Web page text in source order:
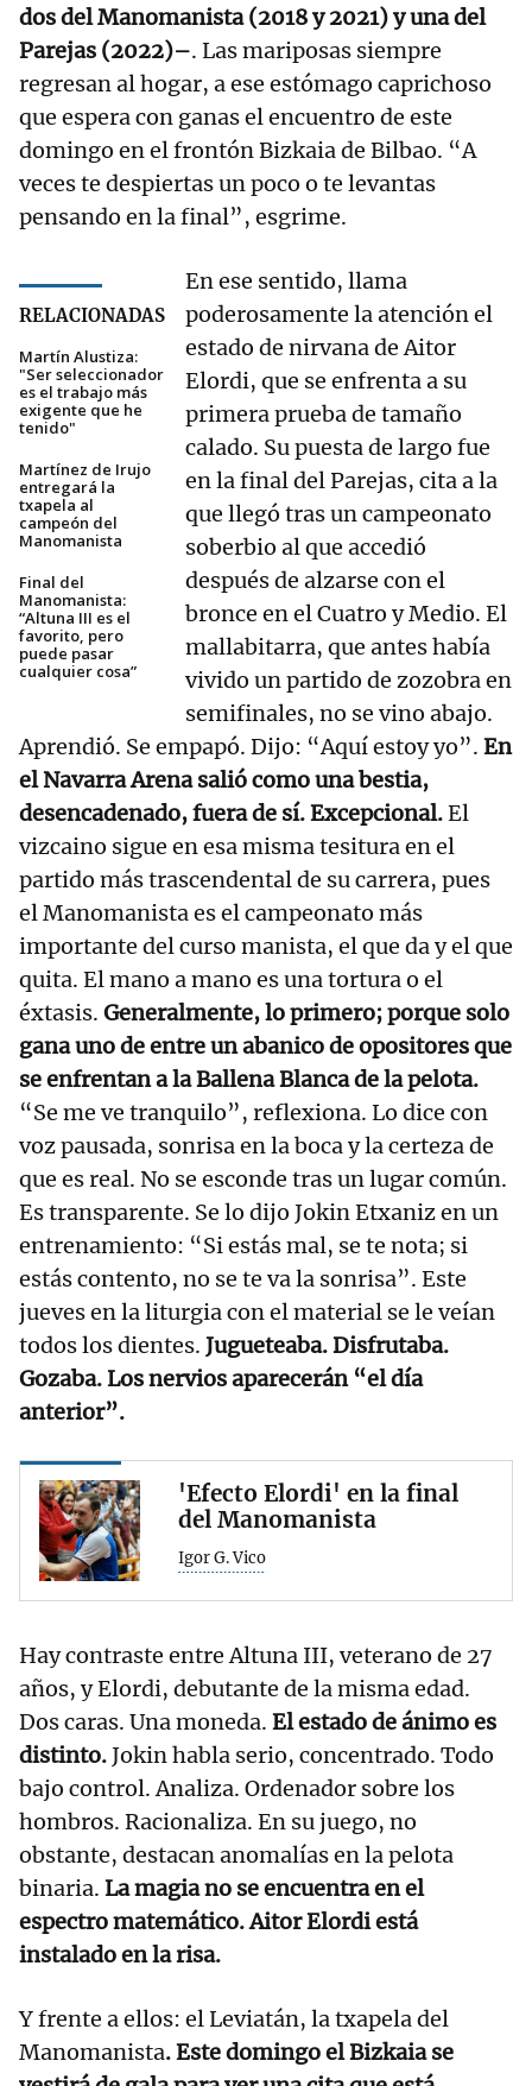
dos del Manomanista (2018 y 2021) y una del
Parejas (2022)–. Las mariposas siempre
regresan al hogar, a ese estómago caprichoso
que espera con ganas el encuentro de este
domingo en el frontón Bizkaia de Bilbao. “A
veces te despiertas un poco o te levantas
pensando en la final”, esgrime.
RELACIONADAS
Martín Alustiza:
"Ser seleccionador
es el trabajo más
exigente que he
tenido"
Martínez de Irujo
entregará la
txapela al
campeón del
Manomanista
Final del
Manomanista:
“Altuna III es el
favorito, pero
puede pasar
cualquier cosa”
En ese sentido, llama
poderosamente la atención el
estado de nirvana de Aitor
Elordi, que se enfrenta a su
primera prueba de tamaño
calado. Su puesta de largo fue
en la final del Parejas, cita a la
que llegó tras un campeonato
soberbio al que accedió
después de alzarse con el
bronce en el Cuatro y Medio. El
mallabitarra, que antes había
vivido un partido de zozobra en
semifinales, no se vino abajo.
Aprendió. Se empapó. Dijo: “Aquí estoy yo”. En
el Navarra Arena salió como una bestia,
desencadenado, fuera de sí. Excepcional.El
vizcaino sigue en esa misma tesitura en el
partido más trascendental de su carrera, pues
el Manomanista es el campeonato más
importante del curso manista, el que da y el que
quita. El mano a mano es una tortura o el
éxtasis. Generalmente, lo primero; porque solo
gana uno de entre un abanico de opositores que
se enfrentan a la Ballena Blanca de la pelota.
“Se me ve tranquilo”, reflexiona. Lo dice con
voz pausada, sonrisa en la boca y la certeza de
que es real. No se esconde tras un lugar común.
Es transparente. Se lo dijo Jokin Etxaniz en un
entrenamiento: “Si estás mal, se te nota; si
estás contento, no se te va la sonrisa”. Este
jueves en la liturgia con el material se le veían
todos los dientes. Jugueteaba. Disfrutaba.
Gozaba. Los nervios aparecerán “el día
anterior”.
'Efecto Elordi' en la final
del Manomanista
Igor G. Vico
Hay contraste entre Altuna III, veterano de 27
años, y Elordi, debutante de la misma edad.
Dos caras. Una moneda. El estado de ánimo es
distinto.Jokin habla serio, concentrado. Todo
bajo control. Analiza. Ordenador sobre los
hombros. Racionaliza. En su juego, no
obstante, destacan anomalías en la pelota
binaria. La magia no se encuentra en el
espectro matemático. Aitor Elordi está
instalado en la risa.
Y frente a ellos: el Leviatán, la txapela del
Manomanista. Este domingo el Bizkaia se